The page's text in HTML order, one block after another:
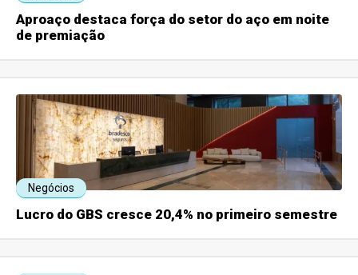
Aproaço destaca força do setor do aço em noite
de premiação
Negócios
Lucro do GBS cresce 20,4% no primeiro semestre